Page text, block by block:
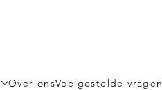
Over onsVeelgestelde vragen